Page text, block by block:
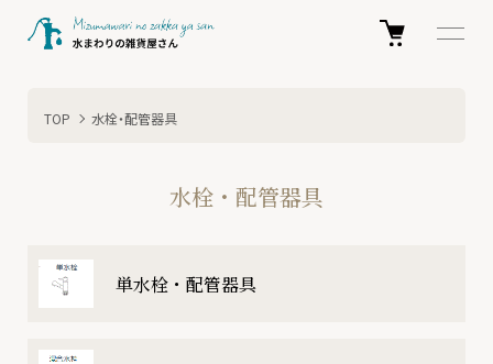
TOP 水栓・配管器具
水栓・配管器具
カテゴリー一覧
単水栓・配管器具